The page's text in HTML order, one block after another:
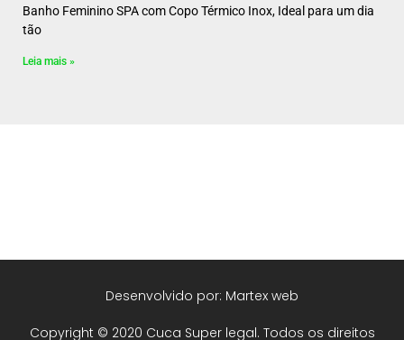
Banho Feminino SPA com Copo Térmico Inox, Ideal para um dia
tão
Leia mais »
Copyright © 2020 Cuca Super legal. Todos os direitos
Desenvolvido por: Martex web